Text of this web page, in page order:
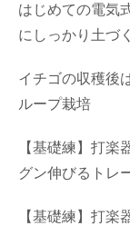
はじめての電気
にしっかり土づ
イチゴの収穫後
ループ栽培
【基礎練】打楽
グン伸びるトレ
【基礎練】打楽